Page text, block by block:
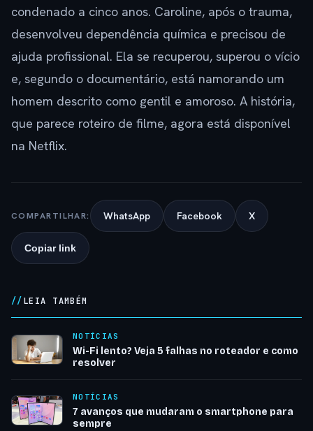
condenado a cinco anos. Caroline, após o trauma,
desenvolveu dependência química e precisou de
ajuda profissional. Ela se recuperou, superou o vício
e, segundo o documentário, está namorando um
homem descrito como gentil e amoroso. A história,
que parece roteiro de filme, agora está disponível
na Netflix.
COMPARTILHAR: WhatsApp Facebook X
Copiar link
LEIA TAMBÉM
NOTÍCIAS
Wi-Fi lento? Veja 5 falhas no roteador e como
resolver
NOTÍCIAS
7 avanços que mudaram o smartphone para
sempre